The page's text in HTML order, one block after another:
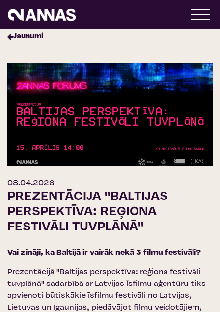
Jaunumi
08.04.2026
PREZENTĀCIJA ''BALTIJAS
PERSPEKTĪVA: REĢIONA
FESTIVĀLI TUVPLĀNĀ''
Vai zināji, ka Baltijā ir vairāk nekā 3 filmu festivāli?
Prezentācijā ''Baltijas perspektīva: reģiona festivāli
tuvplānā'' sadarbībā ar Latvijas Īsfilmu aģentūru tiks
apvienoti būtiskākie īsfilmu festivāli no Latvijas,
Lietuvas un Igaunijas, piedāvājot filmu veidotājiem,